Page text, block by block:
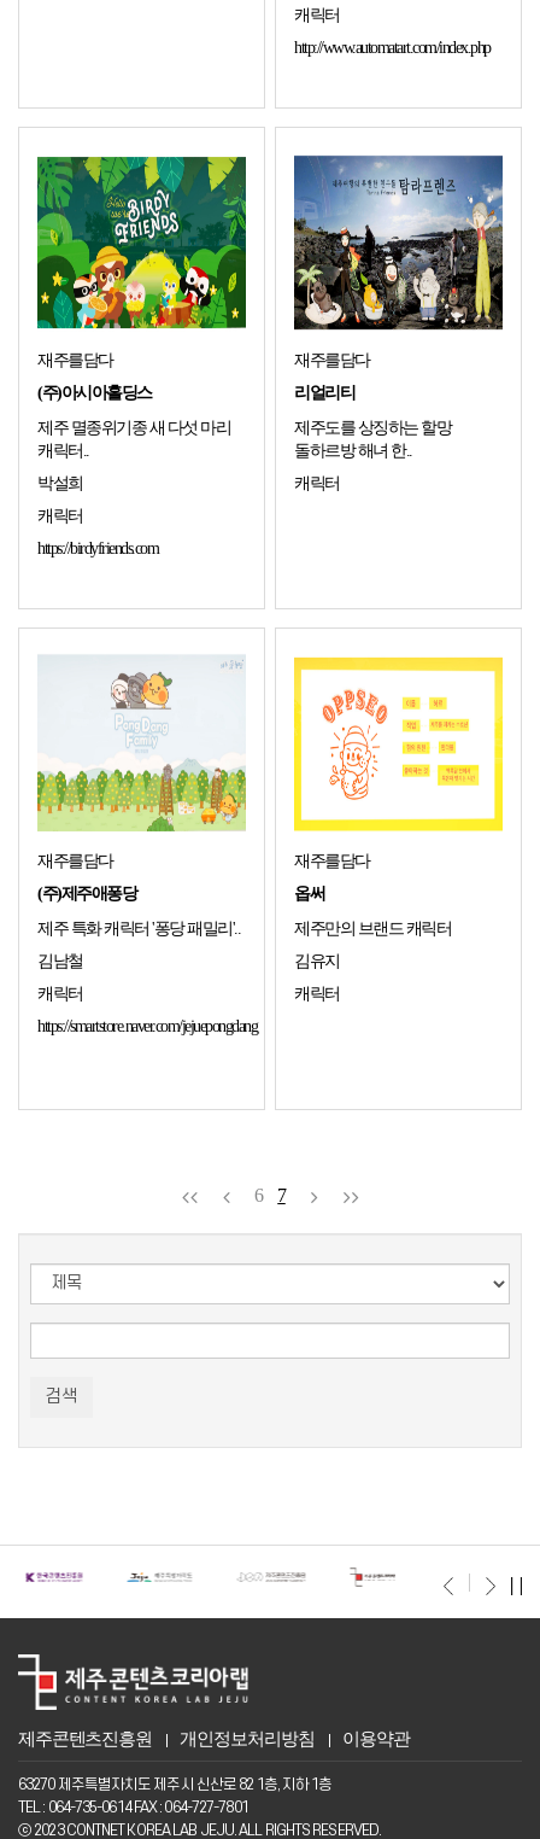
캐릭터
http://www.automatart.com/index.php
재주를담다
(주)아시아홀딩스
제주 멸종위기종 새 다섯 마리
캐릭터..
박설희
캐릭터
https://birdyfriends.com
재주를담다
리얼리티
제주도를 상징하는 할망
돌하르방 해녀 한..
캐릭터
재주를담다
(주)제주애퐁당
제주 특화 캐릭터 '퐁당 패밀리'..
김남철
캐릭터
https://smartstore.naver.com/jejuepongdang
재주를담다
옵써
제주만의 브랜드 캐릭터
김유지
캐릭터
6 7
검색타입
검색
제주콘텐츠진흥원 개인정보처리방침 이용약관
63270 제주특별자치도 제주시 신산로 82 1층, 지하 1층
TEL : 064-735-0614 FAX : 064-727-7801
ⓒ 2023 CONTNET KOREA LAB JEJU. ALL RIGHTS RESERVED.